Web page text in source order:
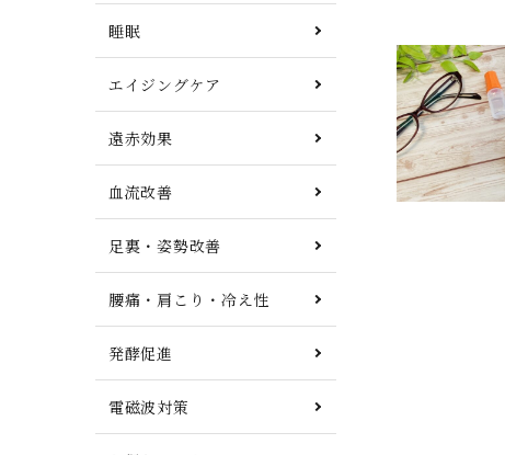
睡眠
エイジングケア
遠赤効果
血流改善
足裏・姿勢改善
腰痛・肩こり・冷え性
発酵促進
電磁波対策